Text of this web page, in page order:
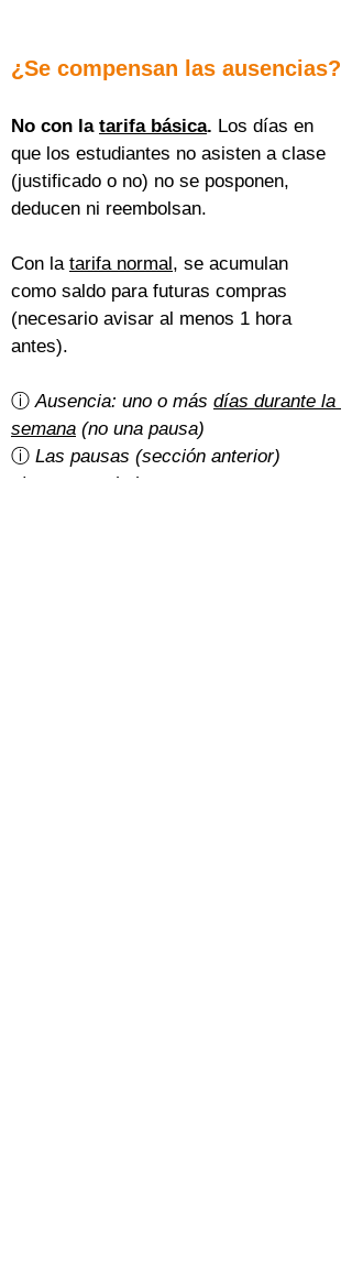
¿Se compensan las ausencias?
No con la tarifa básica. Los días en
que los estudiantes no asisten a clase
(justificado o no) no se posponen,
deducen ni reembolsan.
Con la tarifa normal, se acumulan
como saldo para futuras compras
(necesario avisar al menos 1 hora
antes).
ⓘ Ausencia: uno o más días durante la
semana (no una pausa)
ⓘ Las pausas (sección anterior)
siempre se deducen o posponen